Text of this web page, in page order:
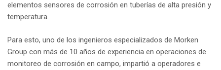
elementos sensores de corrosión en tuberías de alta presión y
temperatura.
Para esto, uno de los ingenieros especializados de Morken
Group con más de 10 años de experiencia en operaciones de
monitoreo de corrosión en campo, impartió a operadores e